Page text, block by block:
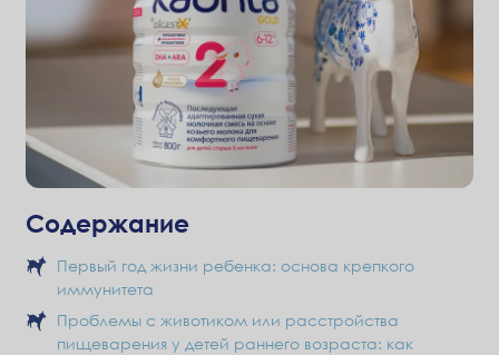
Содержание
Первый год жизни ребенка: основа крепкого
иммунитета
Проблемы с животиком или расстройства
пищеварения у детей раннего возраста: как